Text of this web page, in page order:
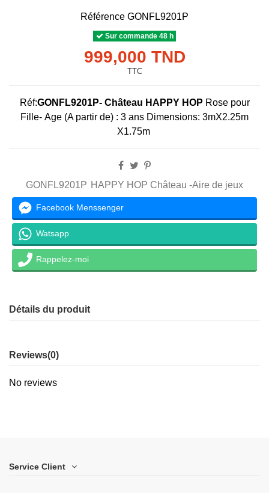
Référence GONFL9201P
Sur commande 48 h
999,000 TND
TTC
Réf:GONFL9201P- Château HAPPY HOP Rose pour
Fille- Age (A partir de) : 3 ans Dimensions: 3mX2.25m
X1.75m
GONFL9201P HAPPY HOP Château -Aire de jeux
Facebook Menssenger
Watsapp
Rappelez-moi
Détails du produit
Reviews(0)
No reviews
Service Client